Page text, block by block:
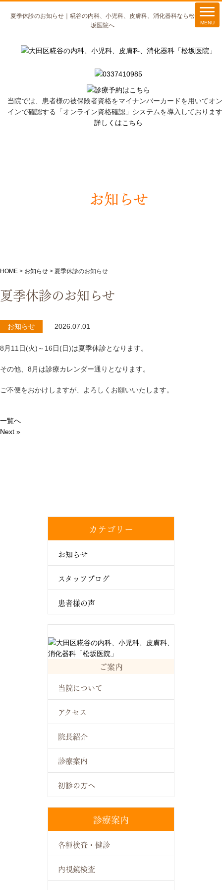
夏季休診のお知らせ｜糀谷の内科、小児科、皮膚科、消化器科なら松
坂医院へ
当院では、患者様の被保険者資格をマイナンバーカードを用いてオ
インで確認する「オンライン資格確認」システムを導入しておりま
詳しくはこちら
お知らせ
HOME > お知らせ > 夏季休診のお知らせ
夏季休診のお知らせ
お知らせ 2026.07.01
8月11日(火)～16日(日)は夏季休診となります。
その他、8月は診療カレンダー通りとなります。
ご不便をおかけしますが、よろしくお願いいたします。
一覧へ
Next »
カテゴリー
お知らせ
スタッフブログ
患者様の声
ご案内
当院について
アクセス
院長紹介
診療案内
初診の方へ
診療案内
各種検査・健診
内視鏡検査